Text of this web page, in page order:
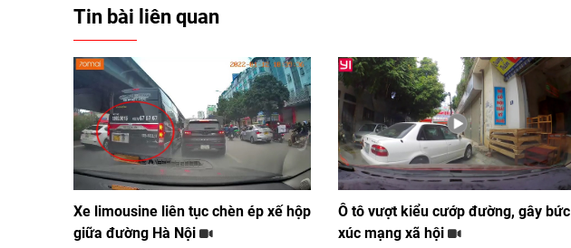
Tin bài liên quan
Xe limousine liên tục chèn ép xế hộp
giữa đường Hà Nội
Ô tô vượt kiểu cướp đường, gây bức
xúc mạng xã hội